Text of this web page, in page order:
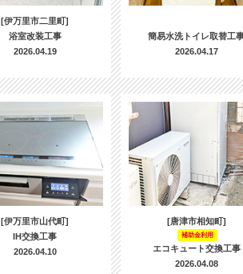
[伊万里市二里町]
浴室改装工事
2026.04.19
簡易水洗トイレ取替工
2026.04.17
[伊万里市山代町]
IH交換工事
2026.04.10
[唐津市相知町]
補助金利用
エコキュート交換工事
2026.04.08